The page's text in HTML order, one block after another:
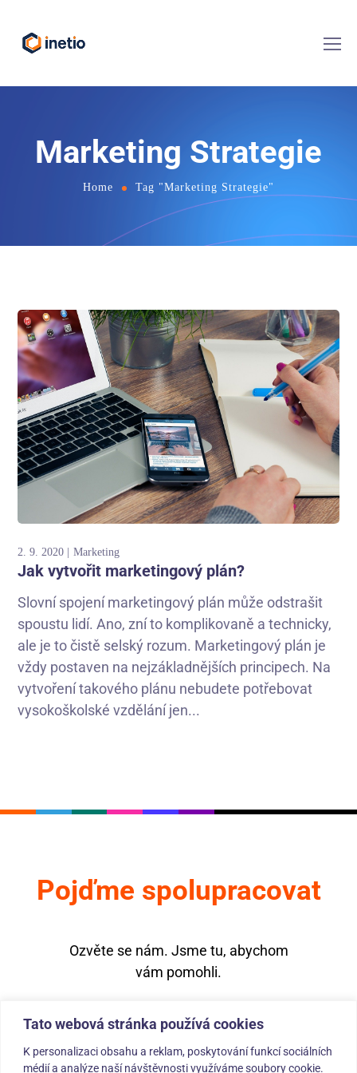
Tato webová stránka používá cookies
K personalizaci obsahu a reklam, poskytování funkcí sociálních
médií a analýze naší návštěvnosti využíváme soubory cookie.
Marketing Strategie
Home Tag "Marketing Strategie"
2. 9. 2020 Marketing
Jak vytvořit marketingový plán?
Slovní spojení marketingový plán může odstrašit
spoustu lidí. Ano, zní to komplikovaně a technicky,
ale je to čistě selský rozum. Marketingový plán je
vždy postaven na nejzákladnějších principech. Na
vytvoření takového plánu nebudete potřebovat
vysokoškolské vzdělání jen...
Pojďme spolupracovat
Ozvěte se nám. Jsme tu, abychom
vám pomohli.